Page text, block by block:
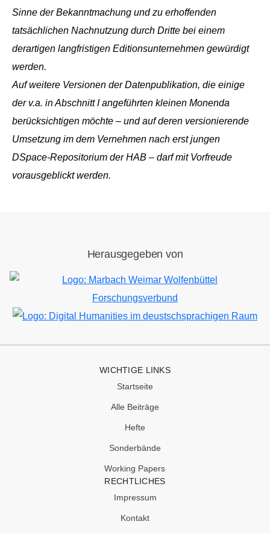
Sinne der Bekanntmachung und zu erhoffenden
tatsächlichen Nachnutzung durch Dritte bei einem
derartigen langfristigen Editionsunternehmen gewürdigt
werden.
Auf weitere Versionen der Datenpublikation, die einige
der v.a. in Abschnitt I angeführten kleinen Monenda
berücksichtigen möchte – und auf deren versionierende
Umsetzung im dem Vernehmen nach erst jungen
DSpace-Repositorium der HAB – darf mit Vorfreude
vorausgeblickt werden.
Herausgegeben von
Bild
Bild
WICHTIGE LINKS
Startseite
Alle Beiträge
Hefte
Sonderbände
Working Papers
RECHTLICHES
Impressum
Kontakt